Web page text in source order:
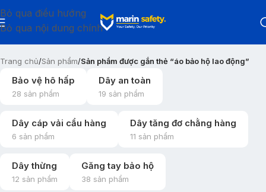
Bỏ qua điều hướng
Bỏ qua nội dung chính
Trang chủ/Sản phẩm/Sản phẩm được gắn thẻ “áo bảo hộ lao động”
Bảo vệ hô hấp
28 sản phẩm
Dây an toàn
19 sản phẩm
Dây cáp vải cẩu hàng
6 sản phẩm
Dây tăng đơ chằng hàng
11 sản phẩm
Dây thừng
12 sản phẩm
Găng tay bảo hộ
38 sản phẩm